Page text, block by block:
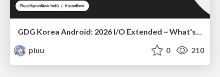
GDG Korea Android: 2026 I/O Extended ~ What's new in Android development tools
pluu
0 210